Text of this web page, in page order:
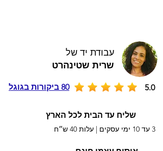
עבודת יד של
שרית שטינהרט
80 ביקורות בגוגל 5.0
שליח עד הבית לכל הארץ
3 עד 10 ימי עסקים | עלות 40 ש״ח